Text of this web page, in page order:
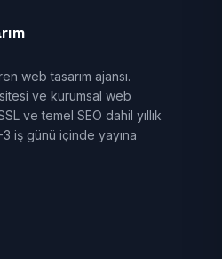
web tasarım ajansı.
ve kurumsal web
ve temel SEO dahil yıllık
iş günü içinde yayına